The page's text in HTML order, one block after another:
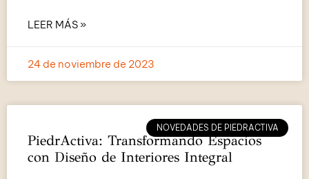
LEER MÁS »
24 de noviembre de 2023
NOVEDADES DE PIEDRACTIVA
PiedrActiva: Transformando Espacios
con Diseño de Interiores Integral